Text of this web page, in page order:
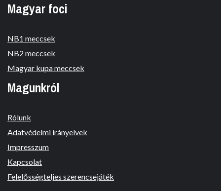
Magyar foci
NB1 meccsek
NB2 meccsek
Magyar kupa meccsek
Magunkról
Rólunk
Adatvédelmi irányelvek
Impresszum
Kapcsolat
Felelősségteljes szerencsejáték